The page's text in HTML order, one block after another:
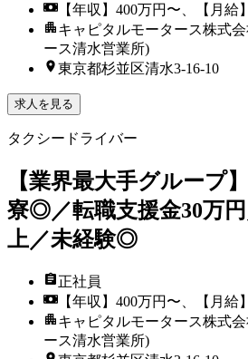
【年収】400万円〜、【月給
キャピタルモータース株式
ース清水営業所)
東京都杉並区清水3-16-10
求人を見る
タクシードライバー
【業界最大手グループ
寮◎／転職支援金30万
上／未経験◎
正社員
【年収】400万円〜、【月給
キャピタルモータース株式
ース清水営業所)